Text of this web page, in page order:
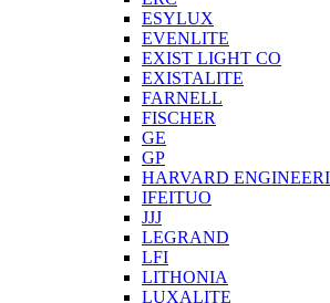
ESYLUX
EVENLITE
EXIST LIGHT CO
EXISTALITE
FARNELL
FISCHER
GE
GP
HARVARD
IFEITUO
JJJ
LEGRAND
LFI
LITHONIA
LUXALITE